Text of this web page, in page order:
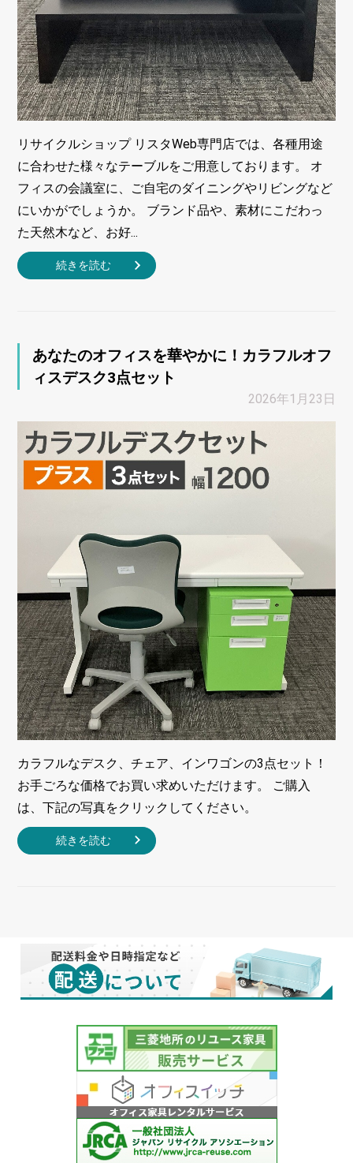
リサイクルショップ リスタWeb専門店では、各種用途
に合わせた様々なテーブルをご用意しております。 オ
フィスの会議室に、ご自宅のダイニングやリビングなど
にいかがでしょうか。 ブランド品や、素材にこだわっ
た天然木など、お好...
続きを読む
あなたのオフィスを華やかに！カラフルオフ
ィスデスク3点セット
2026年1月23日
カラフルなデスク、チェア、インワゴンの3点セット！
お手ごろな価格でお買い求めいただけます。 ご購入
は、下記の写真をクリックしてください。
続きを読む